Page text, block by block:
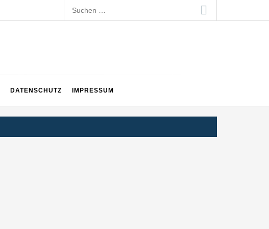
Suchen
nach:
DATENSCHUTZ IMPRESSUM